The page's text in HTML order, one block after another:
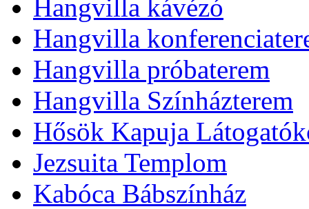
Hangvilla kávézó
Hangvilla
Hangvilla próbaterem
Hangvilla Színházterem
Hősök Kapuja
Jezsuita Templom
Kabóca Bábszínház